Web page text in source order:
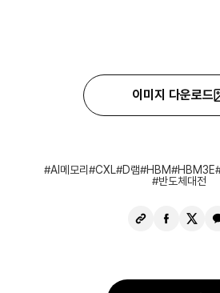
이미지 다운로드
AI메모리 CXL D램 HBM HBM3E
반도체대전
URL
페
X
카